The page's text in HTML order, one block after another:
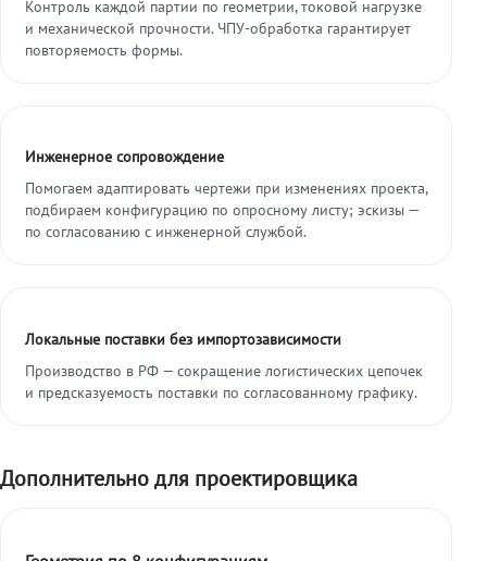
Контроль каждой партии по геометрии, токовой нагрузке
и механической прочности. ЧПУ-обработка гарантирует
повторяемость формы.
Инженерное сопровождение
Помогаем адаптировать чертежи при изменениях проекта,
подбираем конфигурацию по опросному листу; эскизы —
по согласованию с инженерной службой.
Локальные поставки без импортозависимости
Производство в РФ — сокращение логистических цепочек
и предсказуемость поставки по согласованному графику.
Дополнительно для проектировщика